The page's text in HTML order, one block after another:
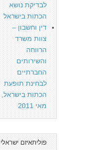
לבדיקת נושא
הכתות בישראל
דין וחשבון –
צוות משרד
הרווחה
והשירותים
החברתיים
לבחינת תופעת
הכתות בישראל,
מאי 2011
פוליתאיזם ישראלי